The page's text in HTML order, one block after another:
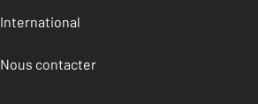
International
Nous contacter